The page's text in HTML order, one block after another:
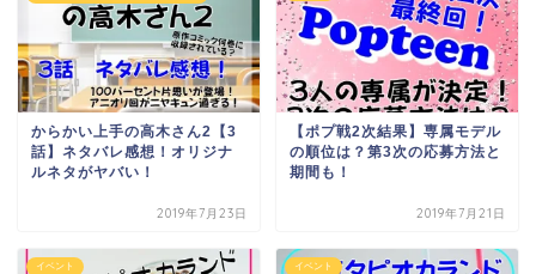
からかい上手の高木さん2【3
話】ネタバレ感想！オリジナ
ルネタがヤバい！
2019年7月23日
【ポプ戦2次結果】専属モデル
の順位は？第3次の応募方法と
期間も！
2019年7月21日
イベント イベント